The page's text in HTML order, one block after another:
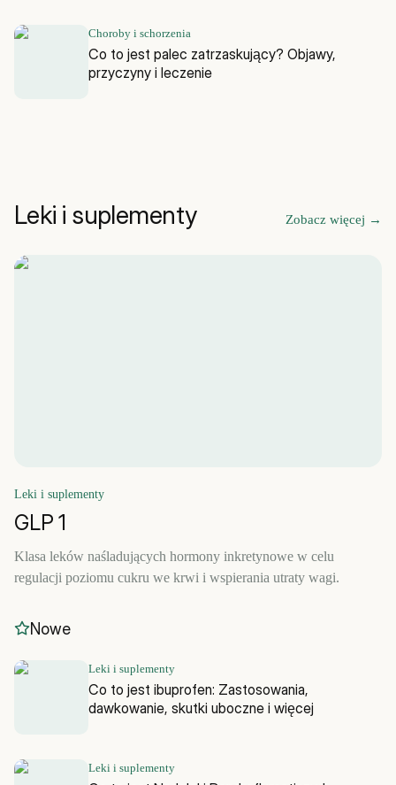
Choroby i schorzenia
Co to jest palec zatrzaskujący? Objawy,
przyczyny i leczenie
Leki i suplementy Zobacz więcej →
Leki i suplementy
GLP 1
Klasa leków naśladujących hormony inkretynowe w celu
regulacji poziomu cukru we krwi i wspierania utraty wagi.
Nowe
Leki i suplementy
Co to jest ibuprofen: Zastosowania,
dawkowanie, skutki uboczne i więcej
Leki i suplementy